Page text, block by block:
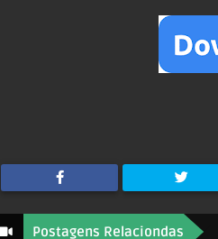
Postagens Relaciondas